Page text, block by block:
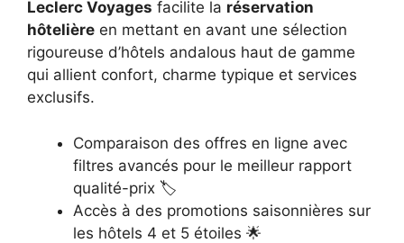
Leclerc Voyages facilite la réservation
hôtelière en mettant en avant une sélection
rigoureuse d’hôtels andalous haut de gamme
qui allient confort, charme typique et services
exclusifs.
Comparaison des offres en ligne avec
filtres avancés pour le meilleur rapport
qualité-prix 🏷️
Accès à des promotions saisonnières sur
les hôtels 4 et 5 étoiles 🌟